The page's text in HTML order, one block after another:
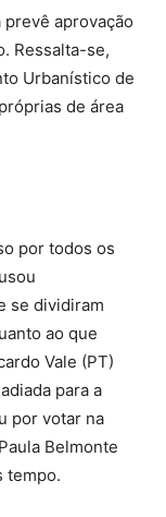
aprovação
Ressalta-se,
Urbanístico de
de área
por todos os
se dividiram
ao que
Vale (PT)
para a
por votar na
Belmonte
tempo.